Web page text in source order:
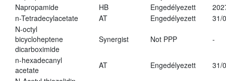
Napropamide
HB Engedélyezett
n-Tetradecylacetate
AT Engedélyezett
31/
N-octyl
bicycloheptene
dicarboximide
Synergist Not PPP -
n-hexadecanyl
acetate
AT Engedélyezett
31/